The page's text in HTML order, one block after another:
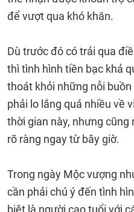
để vượt qua khó khăn.
Dù trước đó có trải qua
thì tình hình tiền bạc khả
thoát khỏi những nỗi
phải lo lắng quá nhiều về
thời gian này, nhưng cũng
rõ ràng ngay từ bây giờ.
Trong ngày Mộc vượng
cần phải chú ý đến tình
biệt là người cao tuổi với